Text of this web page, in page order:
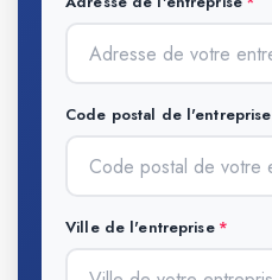
Code postal de l'entreprise
Ville de l'entreprise